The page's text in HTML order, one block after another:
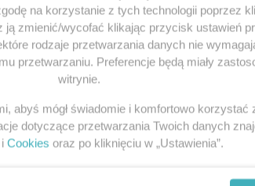
Sobiboru.
Niemiecki obóz zagłady w
Szacuje się, że w tym czasie...
11 lipca 2025 | Autorzy:
na korzystanie z tych technologii poprzez
ją zmienić/wycofać klikając przycisk ustawień
rodzaje przetwarzania danych nie
przetwarzaniu. Preferencje będą miały
witrynie.
abyś mógł świadomie i komfortowo
dotyczące przetwarzania Twoich danych
i Cookies oraz po kliknięciu w „Ustawienia”.